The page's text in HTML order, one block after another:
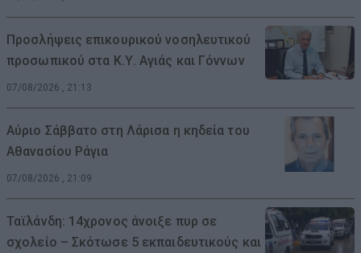
Προσλήψεις επικουρικού νοσηλευτικού
προσωπικού στα Κ.Υ. Αγιάς και Γόννων
07/08/2026 , 21:13
Αύριο Σάββατο στη Λάρισα η κηδεία του
Αθανασίου Ράγια
07/08/2026 , 21:09
Ταϊλάνδη: 14χρονος άνοιξε πυρ σε
σχολείο – Σκότωσε 5 εκπαιδευτικούς και